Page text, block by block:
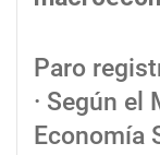
Paro
· Según el
Economía